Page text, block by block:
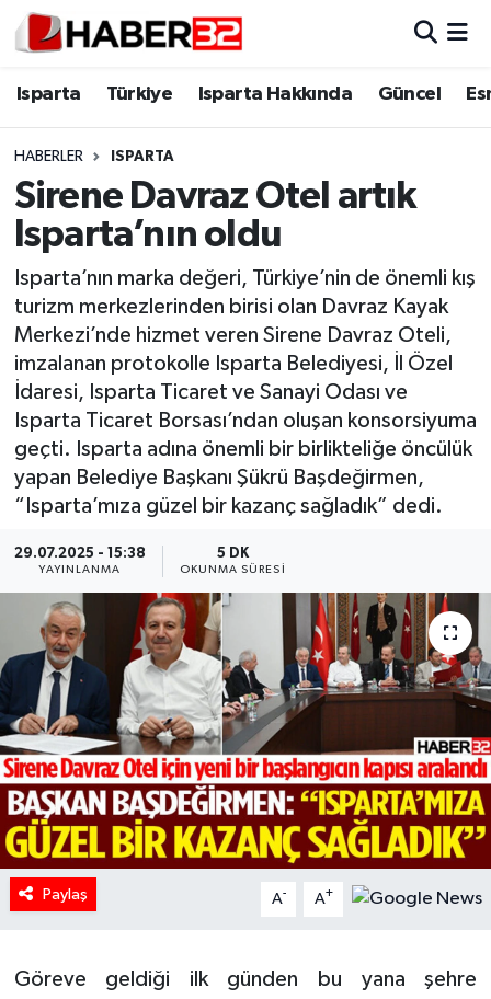
Isparta Türkiye Isparta Hakkında Güncel
HABERLER ISPARTA
Sirene Davraz Otel artık
Isparta’nın oldu
Isparta’nın marka değeri, Türkiye’nin de önemli kış
turizm merkezlerinden birisi olan Davraz Kayak
Merkezi’nde hizmet veren Sirene Davraz Oteli,
imzalanan protokolle Isparta Belediyesi, İl Özel
İdaresi, Isparta Ticaret ve Sanayi Odası ve
Isparta Ticaret Borsası’ndan oluşan konsorsiyuma
geçti. Isparta adına önemli bir birlikteliğe öncülük
yapan Belediye Başkanı Şükrü Başdeğirmen,
“Isparta’mıza güzel bir kazanç sağladık” dedi.
29.07.2025 - 15:38
YAYINLANMA
5 DK
OKUNMA SÜRESI
Paylaş A- A+
Göreve geldiği ilk günden bu yana şehre
Isparta
Esnaf Diyor ki;
ASAYİŞ
BİLİM VE TEKNOLOJİ
EĞİTİM
GENEL
Güncel
KÜLTÜR SANAT
MAGAZİN
Oyun
POLİTİKA
RESMİ İLANLAR
Spor
Isparta Nöbetçi Eczaneler
Isparta Trafik Yoğunluk Haritası
Süper Lig Puan Durumu ve Fikstür
Tüm Manşetler
Son Dakika Haberleri
Haber Arşivi